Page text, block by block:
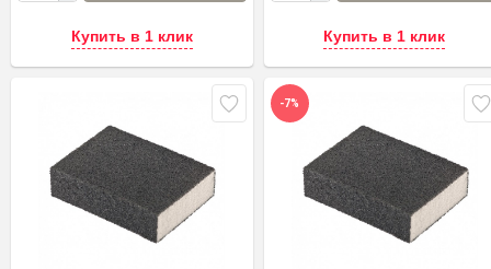
Купить в 1 клик Купить в 1 клик
-7%